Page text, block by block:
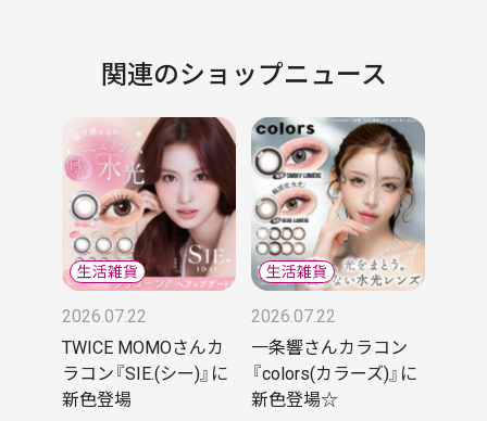
関連のショップニュース
2026.07.22
TWICE MOMOさんカ
ラコン『SIE.(シー)』に
新色登場
2026.07.22
一条響さんカラコン
『colors(カラーズ)』に
新色登場☆